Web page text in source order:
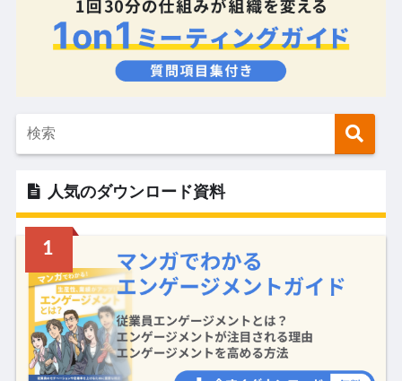
人気のダウンロード資料